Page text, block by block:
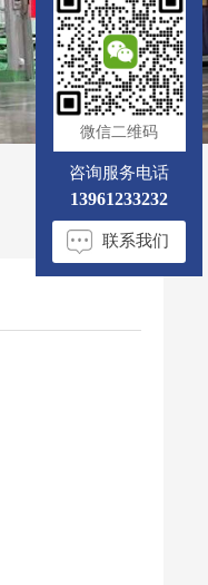
微信二维码
咨询服务电话
13961233232
联系我们